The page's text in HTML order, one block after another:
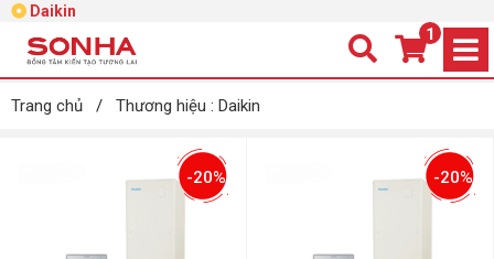
Daikin
1
Trang chủ / Thương hiệu : Daikin
-20% -20%